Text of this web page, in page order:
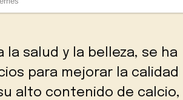
la salud y la belleza, se ha
para mejorar la calidad
alto contenido de calcio,